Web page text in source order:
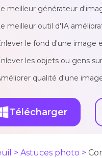
meilleur générateur
meilleur outil d'IA
le fond d'une image
les objets ou gens
qualité d'une
Télécharger
> Astuces photo >